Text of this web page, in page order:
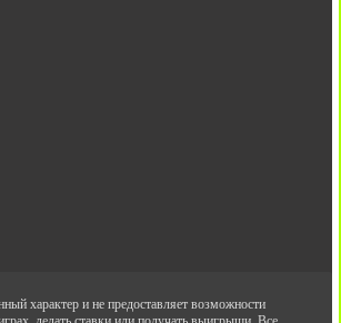
характер и не предоставляет возможности